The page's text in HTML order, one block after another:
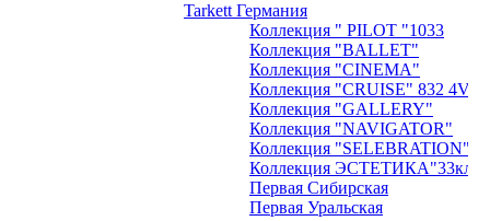
Tarkett Германия
Коллекция " PILOT "1033
Коллекция "BALLET"
Коллекция "CINEMA"
Коллекция "CRUISE" 832 4V
Коллекция "GALLERY"
Коллекция "NAVIGATOR"
Коллекция "SELEBRATION"
Коллекция ЭСТЕТИКА"33кл.
Первая Сибирская
Первая Уральская